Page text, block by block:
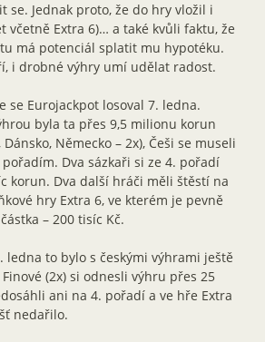
se. Jednak proto, že do hry vložil i
včetně Extra 6)… a také kvůli faktu, že
má potenciál splatit mu hypotéku.
i drobné výhry umí udělat radost.
se Eurojackpot losoval 7. ledna.
byla ta přes 9,5 milionu korun
Německo – 2x), Češi se museli
Dva sázkaři si ze 4. pořadí
korun. Dva další hráči měli štěstí na
hry Extra 6, ve kterém je pevně
– 200 tisíc Kč.
ledna to bylo s českými výhrami ještě
(2x) si odnesli výhru přes 25
ani na 4. pořadí a ve hře Extra
nedařilo.